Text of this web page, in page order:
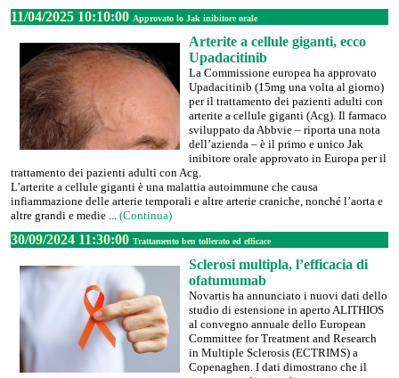
11/04/2025 10:10:00 Approvato lo Jak inibitore orale
Arterite a cellule giganti, ecco
Upadacitinib
La Commissione europea ha approvato
Upadacitinib (15mg una volta al giorno)
per il trattamento dei pazienti adulti con
arterite a cellule giganti (Acg). Il farmaco
sviluppato da Abbvie – riporta una nota
dell’azienda – è il primo e unico Jak
inibitore orale approvato in Europa per il
trattamento dei pazienti adulti con Acg.
L’arterite a cellule giganti è una malattia autoimmune che causa
infiammazione delle arterie temporali e altre arterie craniche, nonché l’aorta e
altre grandi e medie ... (Continua)
30/09/2024 11:30:00 Trattamento ben tollerato ed efficace
Sclerosi multipla, l’efficacia di
ofatumumab
Novartis ha annunciato i nuovi dati dello
studio di estensione in aperto ALITHIOS
al convegno annuale dello European
Committee for Treatment and Research
in Multiple Sclerosis (ECTRIMS) a
Copenaghen. I dati dimostrano che il